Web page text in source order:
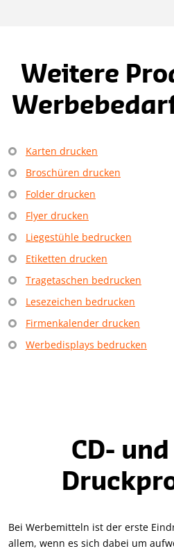
Weitere
Karten drucken
Broschüren drucken
Folder drucken
Flyer drucken
Liegestühle bedrucken
Etiketten drucken
Tragetaschen bedrucken
Lesezeichen bedrucken
Firmenkalender drucken
Werbedisplays bedrucken
CD-
Bei Werbemitteln ist der erste
allem, wenn es sich dabei um